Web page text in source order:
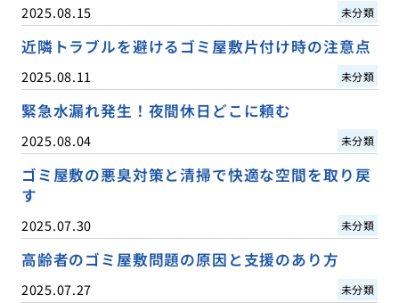
2025.08.15 未分類
近隣トラブルを避けるゴミ屋敷片付け時の注意点
2025.08.11 未分類
緊急水漏れ発生！夜間休日どこに頼む
2025.08.04 未分類
ゴミ屋敷の悪臭対策と清掃で快適な空間を取り戻
す
2025.07.30 未分類
高齢者のゴミ屋敷問題の原因と支援のあり方
2025.07.27 未分類